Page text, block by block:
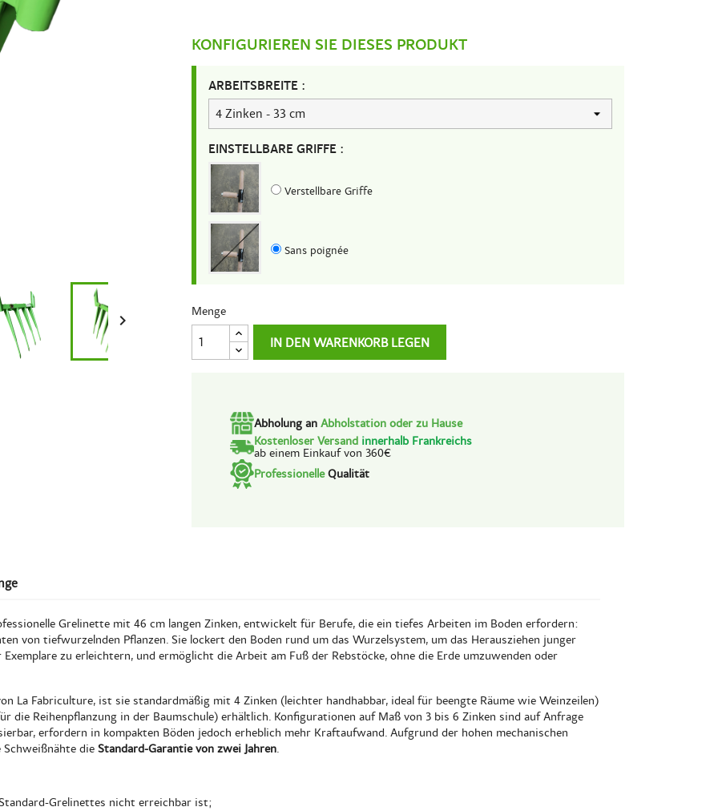

KONFIGURIEREN SIE DIESES PRODUKT
ARBEITSBREITE :
EINSTELLBARE GRIFFE :
Verstellbare Griffe
Sans poignée
Menge
IN DEN WARENKORB LEGEN
Abholung an Abholstation oder zu Hause
Kostenloser Versand innerhalb Frankreichs
ab einem Einkauf von 360€
ProfessionelleQualität
Grelinette mit 46 cm langen Zinken, entwickelt für Berufe, die ein tiefes Arbeiten im Boden erfordern:
von tiefwurzelnden Pflanzen. Sie lockert den Boden rund um das Wurzelsystem, um das Herausziehen junger
zu erleichtern, und ermöglicht die Arbeit am Fuß der Rebstöcke, ohne die Erde umzuwenden oder
La Fabriculture, ist sie standardmäßig mit 4 Zinken (leichter handhabbar, ideal für beengte Räume wie Weinzeilen)
die Reihenpflanzung in der Baumschule) erhältlich. Konfigurationen auf Maß von 3 bis 6 Zinken sind auf Anfrage
erfordern in kompakten Böden jedoch erheblich mehr Kraftaufwand. Aufgrund der hohen mechanischen
Schweißnähte die Standard-Garantie von zwei Jahren.
Grelinettes nicht erreichbar ist;